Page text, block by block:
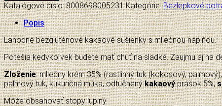
Katalógové číslo:8008698005231 Kategórie:Bezlepkové
Popis
Lahodné bezgluténové kakaové sušienky s mliečnou náplňou.
Potešia kedykoľvek budete mať chuť na sladké. Zaujmu aj na
Zloženie: mliečny krém 35% (rastlinný tuk (kokosový,
palmový tuk, kukuričná múka, odtučnenýkakaovýprášok 5%,
Môže obsahovať stopy lupiny.